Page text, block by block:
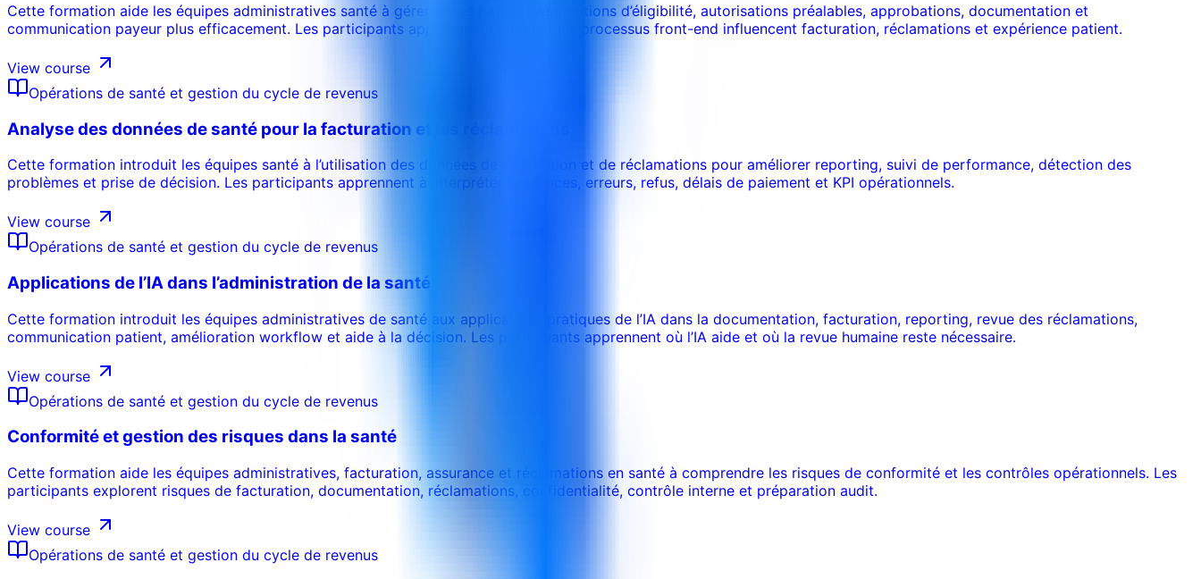
Cette formation aide les équipes administratives santé à gérer accès patient, vérifications d’éligibilité, autorisations préalables, approbations, documentation et
communication payeur plus efficacement. Les participants apprennent comment les processus front-end influencent facturation, réclamations et expérience patient.
View course
Opérations de santé et gestion du cycle de revenus
Analyse des données de santé pour la facturation et les réclamations
Cette formation introduit les équipes santé à l’utilisation des données de facturation et de réclamations pour améliorer reporting, suivi de performance, détection des
problèmes et prise de décision. Les participants apprennent à interpréter tendances, erreurs, refus, délais de paiement et KPI opérationnels.
View course
Opérations de santé et gestion du cycle de revenus
Applications de l’IA dans l’administration de la santé
Cette formation introduit les équipes administratives de santé aux applications pratiques de l’IA dans la documentation, facturation, reporting, revue des réclamations,
communication patient, amélioration workflow et aide à la décision. Les participants apprennent où l’IA aide et où la revue humaine reste nécessaire.
View course
Opérations de santé et gestion du cycle de revenus
Conformité et gestion des risques dans la santé
Cette formation aide les équipes administratives, facturation, assurance et réclamations en santé à comprendre les risques de conformité et les contrôles opérationnels. Les
participants explorent risques de facturation, documentation, réclamations, confidentialité, contrôle interne et préparation audit.
View course
Opérations de santé et gestion du cycle de revenus